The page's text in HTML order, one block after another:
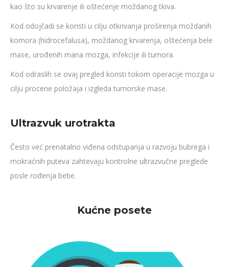
kao što su krvarenje ili oštećenje moždanog tkiva.
Kod odojčadi se koristi u cilju otkrivanja proširenja moždanih
komora (hidrocefalusa), moždanog krvarenja, oštećenja bele
mase, urođenih mana mozga, infekcije ili tumora.
Kod odraslih se ovaj pregled koristi tokom operacije mozga u
cilju procene položaja i izgleda tumorske mase.
Ultrazvuk urotrakta
Često već prenatalno viđena odstupanja u razvoju bubrega i
mokraćnih puteva zahtevaju kontrolne ultrazvučne preglede
posle rođenja bebe.
Kućne posete